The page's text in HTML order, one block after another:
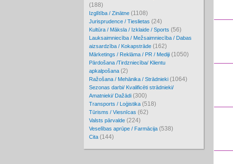
(188)
Izglītība / Zinātne (1108)
Jurisprudence / Tieslietas (24)
Kultūra / Māksla / Izklaide / Sports (56)
Lauksaimniecība / Mežsaimniecība / Dabas
aizsardzība / Kokapstrāde (162)
Mārketings / Reklāma / PR / Mediji (1050)
Pārdošana /Tirdzniecība/ Klientu
apkalpošana (2)
Ražošana / Mehānika / Strādnieki (1064)
Sezonas darbi/ Kvalificēti strādnieki/
Amatnieki/ Dažādi (300)
Transports / Loģistika (518)
Tūrisms / Viesnīcas (62)
Valsts pārvalde (224)
Veselības aprūpe / Farmācija (538)
Cita (144)